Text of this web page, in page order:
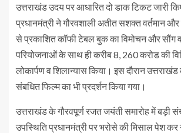
उत्तराखंड उदय पर आधारित दो डाक टिकट जारी
प्रधानमंत्री ने गौरवशाली अतीत सशक्त वर्तमान और
से प्रकाशित कॉफी टेबल बुक का विमोचन और सौंग
परियोजनाओं के साथ ही करीब 8, 260 करोड की
लोकार्पण व शिलान्यास किया। इस दौरान
संबधित फिल्म का भी प्रदर्शन किया गया।
उत्तराखंड के गौरवपूर्ण रजत जयंती समारोह में बड़ी
उपस्थिति प्रधानमंत्री पर भरोसे की मिसाल पेश